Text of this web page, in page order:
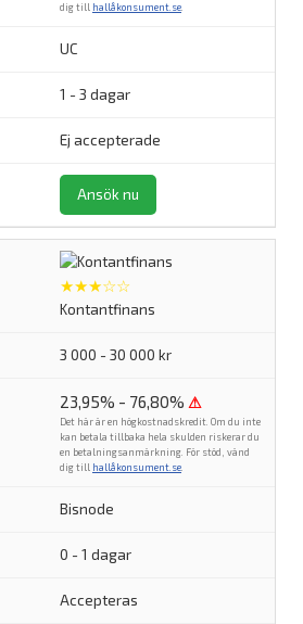
dig till hallåkonsument.se
UC
1 - 3 dagar
Ej accepterade
Ansök nu
★★★☆☆
Kontantfinans
3 000 - 30 000 kr
23,95% - 76,80% ⚠
Det här är en högkostnadskredit. Om du inte
kan betala tillbaka hela skulden riskerar du
en betalningsanmärkning. För stöd, vänd
dig till hallåkonsument.se
Bisnode
0 - 1 dagar
Accepteras